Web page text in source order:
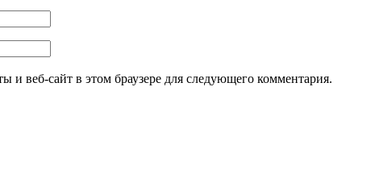
и веб-сайт в этом браузере для следующего комментария.